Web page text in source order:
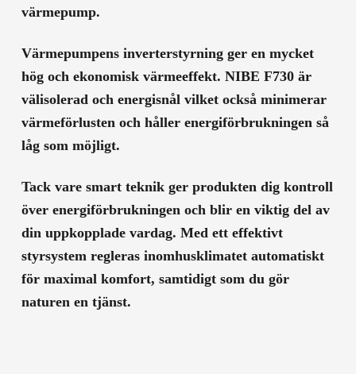
värmepump.
Värmepumpens inverterstyrning ger en mycket
hög och ekonomisk värmeeffekt. NIBE F730 är
välisolerad och energisnål vilket också minimerar
värmeförlusten och håller energiförbrukningen så
låg som möjligt.
Tack vare smart teknik ger produkten dig kontroll
över energiförbrukningen och blir en viktig del av
din uppkopplade vardag. Med ett effektivt
styrsystem regleras inomhusklimatet automatiskt
för maximal komfort, samtidigt som du gör
naturen en tjänst.